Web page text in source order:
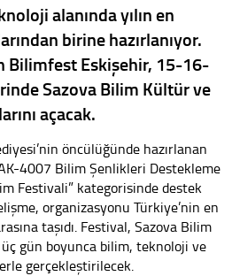
alanında yılın en
birine hazırlanıyor.
Bilimfest Eskişehir, 15-16-
Sazova Bilim Kültür ve
açacak.
öncülüğünde hazırlanan
4007 Bilim Şenlikleri Destekleme
Festivali” kategorisinde destek
organizasyonu Türkiye’nin en
taşıdı. Festival, Sazova Bilim
üç gün boyunca bilim, teknoloji ve
gerçekleştirilecek.